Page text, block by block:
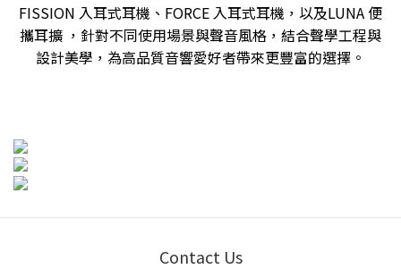
FISSION 入耳式耳機、FORCE 入耳式耳機，以及LUNA 便
攜耳擴 ，針對不同使用場景與聲音風格，結合聲學工程與
設計美學，為高品質音響愛好者帶來更豐富的選擇。
Contact Us